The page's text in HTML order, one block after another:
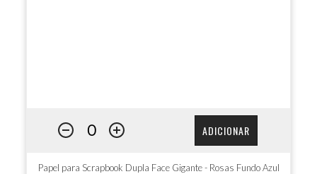
ADICIONAR
Papel para Scrapbook Dupla Face Gigante - Rosas Fundo Azul